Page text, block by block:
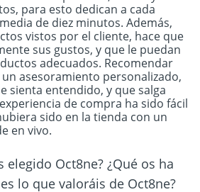
para esto dedican a cada
de diez minutos. Además,
vistos por el cliente, hace que
sus gustos, y que le puedan
adecuados. Recomendar
asesoramiento personalizado,
sienta entendido, y que salga
de compra ha sido fácil
sido en la tienda con un
en vivo.
elegido Oct8ne? ¿Qué os ha
lo que valoráis de Oct8ne?